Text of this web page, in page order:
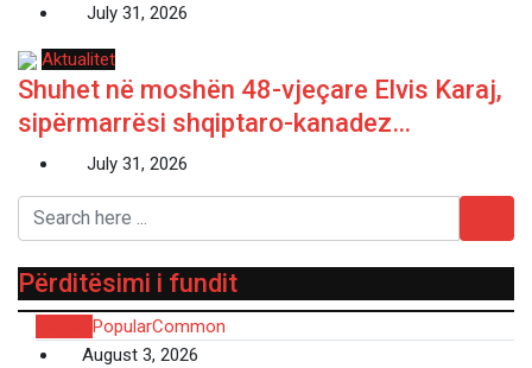
July 31, 2026
Aktualitet
Shuhet në moshën 48-vjeçare Elvis Karaj,
sipërmarrësi shqiptaro-kanadez…
July 31, 2026
Përditësimi i fundit
PopularCommon
August 3, 2026